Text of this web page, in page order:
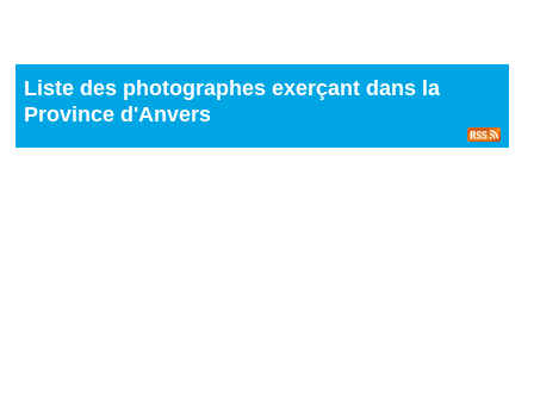
Liste des photographes exerçant dans la
Province d'Anvers